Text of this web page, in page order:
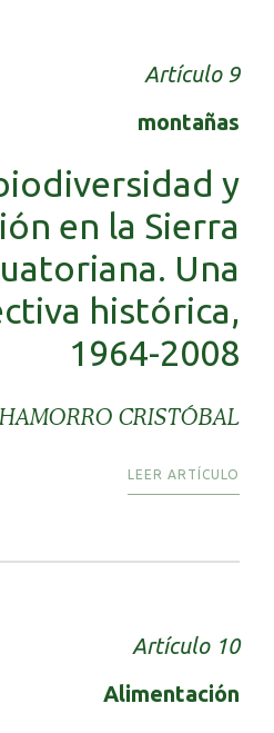
Artículo 9
montañas
y
en la Sierra
Una
histórica,
1964-2008
CRISTÓBAL
LEER ARTÍCULO
Artículo 10
Alimentación